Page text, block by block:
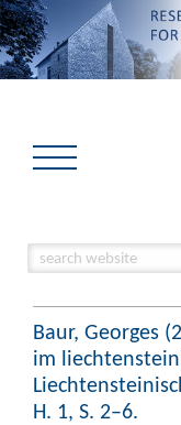
Baur, Georges
im
H. 1, S. 2–6.